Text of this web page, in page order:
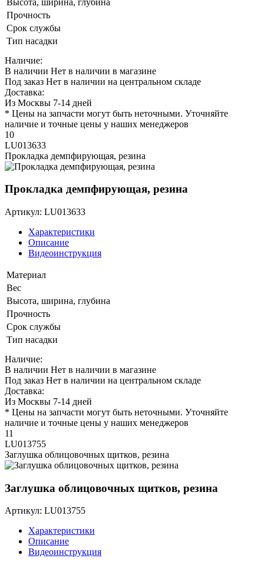
Прочность
Срок службы
Тип насадки
Наличие:
В наличии Нет в наличии в магазине
Под заказ Нет в наличии на центральном складе
Доставка:
Из Москвы 7-14 дней
* Цены на запчасти могут быть неточными. Уточняйте
наличие и точные цены у наших менеджеров
10
LU013633
Прокладка демпфирующая, резина
Прокладка демпфирующая, резина
Артикул: LU013633
Характеристики
Описание
Видеоинструкция
Материал
Вес
Высота, ширина, глубина
Прочность
Срок службы
Тип насадки
Наличие:
В наличии Нет в наличии в магазине
Под заказ Нет в наличии на центральном складе
Доставка:
Из Москвы 7-14 дней
* Цены на запчасти могут быть неточными. Уточняйте
наличие и точные цены у наших менеджеров
11
LU013755
Заглушка облицовочных щитков, резина
Заглушка облицовочных щитков, резина
Артикул: LU013755
Характеристики
Описание
Видеоинструкция